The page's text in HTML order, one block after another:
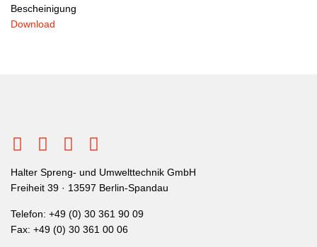
Bescheinigung
Download
Halter Spreng- und Umwelttechnik GmbH
Freiheit 39 · 13597 Berlin-Spandau
Telefon: +49 (0) 30 361 90 09
Fax: +49 (0) 30 361 00 06